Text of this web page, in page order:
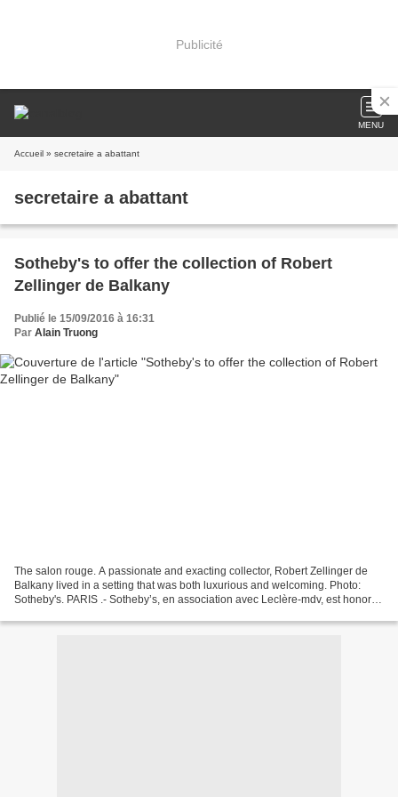
Publicité
MENU
Accueil » secretaire a abattant
secretaire a abattant
Sotheby's to offer the collection of Robert
Zellinger de Balkany
Publié le 15/09/2016 à 16:31
Par Alain Truong
The salon rouge. A passionate and exacting collector, Robert Zellinger de
Balkany lived in a setting that was both luxurious and welcoming. Photo:
Sotheby's. PARIS .- Sotheby’s, en association avec Leclère-mdv, est honorée